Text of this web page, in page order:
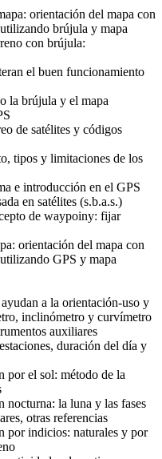
orientación del mapa con
brújula y mapa
con brújula:
el buen funcionamiento
la brújula y el mapa
de satélites y códigos
tipos y limitaciones de los
e introducción en el GPS
en satélites (s.b.a.s.)
de waypoiny: fijar
orientación del mapa con
GPS y mapa
a la orientación-uso y
inclinómetro y curvímetro
auxiliares
duración del día y
por el sol: método de la
nocturna: la luna y las fases
otras referencias
por indicios: naturales y por